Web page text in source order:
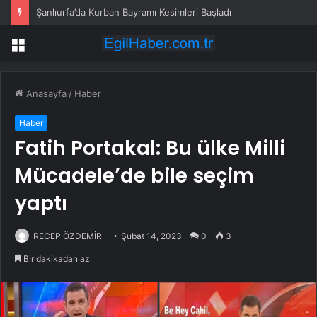
Şanlıurfa’da Kurban Bayramı Kesimleri Başladı
Menü
Anasayfa / Haber
Haber
Fatih Portakal: Bu ülke Milli
Mücadele’de bile seçim
yaptı
RECEP ÖZDEMİR Şubat 14, 2023 0 3
Bir dakikadan az